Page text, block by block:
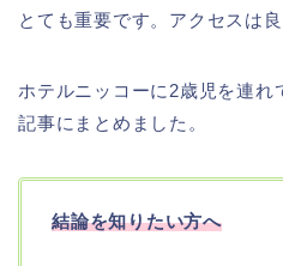
とても重要です。アクセスは
ホテルニッコーに2歳児を連れ
記事にまとめました。
結論を知りたい方へ